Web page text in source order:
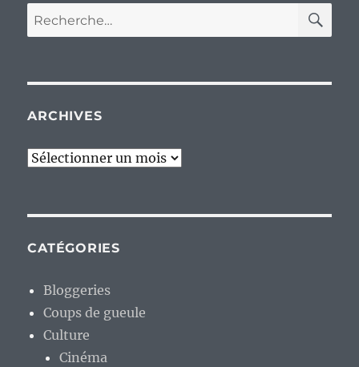
Recherche
pour :
ARCHIVES
Archives
CATÉGORIES
Bloggeries
Coups de gueule
Culture
Cinéma